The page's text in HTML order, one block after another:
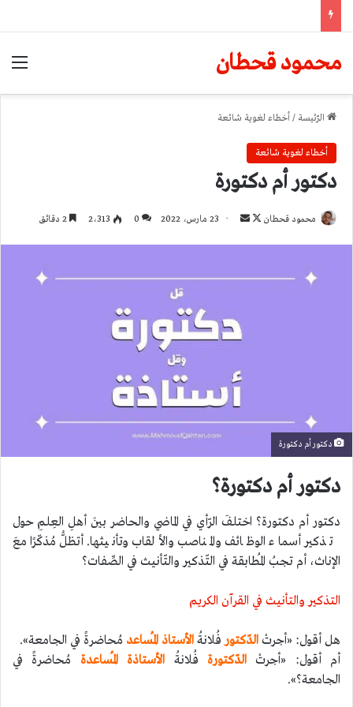
محمود قحطان
الرّئيسة / أخطاء لغوية شائعة
أخطاء لغوية شائعة
دكتور أم دكتورة
محمود قحطان
تابعأرسل
23 مارس، 2022 0 2٬313
دكتور أم دكتورة
دكتور أم دكتورة؟
دكتور أم دكتورة؟ اختلفَ الرّأي في الماضي والحاضر بينَ أهلِ العِلمِ حول
تذكير أسماء الوظائف والمناصب والألقاب وتأنيثها. أتظلُّ مُذكّرًا معَ
الإناث، أم تجبُ المُطابقة في التّذكير والتّأنيث في الصِّفات؟
التذكير والتأنيث في القرآن الكريم
هل أقول: «أجرتْ الدّكتور فُلانةُ الأستاذ المُساعد مُحاضرةً في الجامعة».
أم أقول: «أجرتْالدّكتورة فُلانةُ الأستاذة المُساعدة مُحاضرةً في
الجامعة؟».